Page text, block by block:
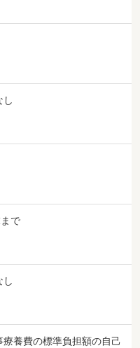
し
で
し
療養費の標準負担額の自己